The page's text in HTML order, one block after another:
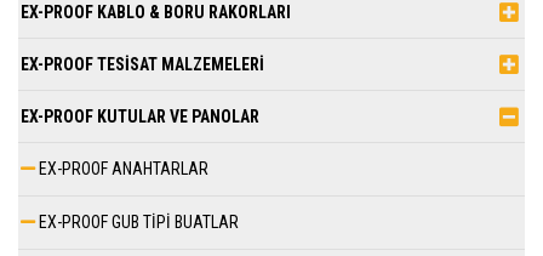
EX-PROOF KABLO & BORU RAKORLARI
EX-PROOF TESİSAT MALZEMELERİ
EX-PROOF KUTULAR VE PANOLAR
EX-PROOF ANAHTARLAR
EX-PROOF GUB TİPİ BUATLAR